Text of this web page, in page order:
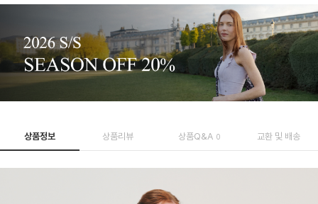
상품정보 상품리뷰 상품Q&A 0 교환 및 배송